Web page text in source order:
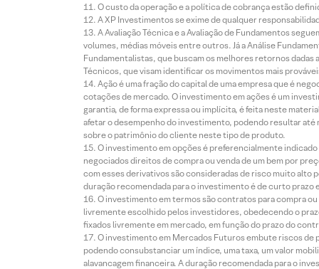
O custo da operação e a política de cobrança estão
A XP Investimentos se exime de qualquer
A Avaliação Técnica e a Avaliação de Fundamentos
volumes, médias móveis entre outros. Já a Análise
Fundamentalistas, que buscam os melhores retornos
Técnicos, que visam identificar os movimentos mais
Ação é uma fração do capital de uma empresa que é
cotações de mercado. O investimento em ações é um
garantia, de forma expressa ou implícita, é feita neste
afetar o desempenho do investimento, podendo resultar
sobre o patrimônio do cliente neste tipo de produto.
O investimento em opções é preferencialmente
negociados direitos de compra ou venda de um bem por
com esses derivativos são consideradas de risco muito alto
duração recomendada para o investimento é de curto
O investimento em termos são contratos para compra
livremente escolhido pelos investidores, obedecendo o
fixados livremente em mercado, em função do prazo do
O investimento em Mercados Futuros embute riscos
podendo consubstanciar um índice, uma taxa, um valor
alavancagem financeira. A duração recomendada para o